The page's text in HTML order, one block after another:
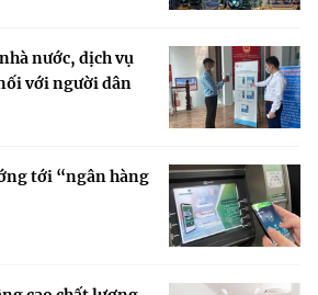
nước, dịch vụ
với người dân
tới “ngân hàng